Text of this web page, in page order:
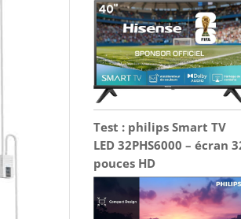
Test : philips Smart TV
LED 32PHS6000 – écran
pouces HD